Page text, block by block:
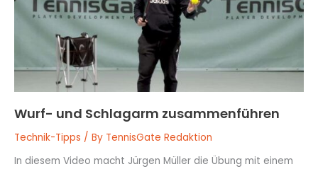
Wurf- und Schlagarm zusammenführen
Technik-Tipps / By TennisGate Redaktion
In diesem Video macht Jürgen Müller die Übung mit einem